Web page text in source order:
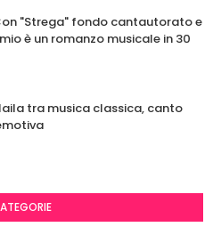
"Strega" fondo cantautorato e
è un romanzo musicale in 30
tra musica classica, canto